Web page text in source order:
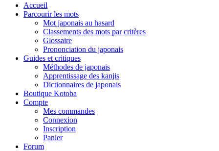
Accueil
Parcourir les mots
Mot japonais au hasard
Classements des mots par critères
Glossaire
Prononciation du japonais
Guides et critiques
Méthodes de japonais
Apprentissage des kanjis
Dictionnaires de japonais
Boutique Kotoba
Compte
Mes commandes
Connexion
Inscription
Panier
Forum